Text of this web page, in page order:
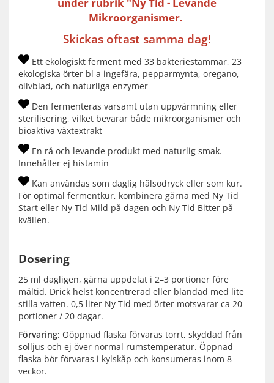
under rubrik "Ny Tid - Levande
Mikroorganismer.
Skickas oftast samma dag!
Ett ekologiskt ferment med 33 bakteriestammar, 23
ekologiska örter bl a ingefära, pepparmynta, oregano,
olivblad, och naturliga enzymer
Den fermenteras varsamt utan uppvärmning eller
sterilisering, vilket bevarar både mikroorganismer och
bioaktiva växtextrakt
En rå och levande produkt med naturlig smak.
Innehåller ej histamin
Kan användas som daglig hälsodryck eller som kur.
För optimal fermentkur, kombinera gärna med Ny Tid
Start eller Ny Tid Mild på dagen och Ny Tid Bitter på
kvällen.
Dosering
25 ml dagligen, gärna uppdelat i 2–3 portioner före
måltid. Drick helst koncentrerad eller blandad med lite
stilla vatten. 0,5 liter Ny Tid med örter motsvarar ca 20
portioner / 20 dagar.
Förvaring: Oöppnad flaska förvaras torrt, skyddad från
solljus och ej över normal rumstemperatur. Öppnad
flaska bör förvaras i kylskåp och konsumeras inom 8
veckor.